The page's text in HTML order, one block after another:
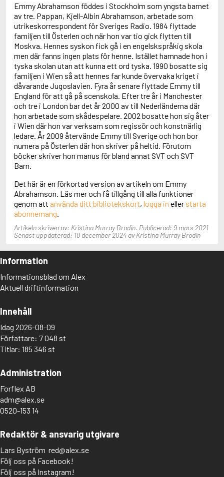
Adolfsson, Evert
Adolfsson, Gunnar
Adolfsson, Josefine
Adolfsson, Maria
Adolphsen, Peter
Emmy Abrahamson föddes i Stockholm som yngsta barnet
av tre. Pappan, Kjell-Albin Abrahamson, arbetade som
utrikeskorrespondent för Sveriges Radio. 1984 flyttade
familjen till Österlen och när hon var tio gick flytten till
Moskva. Hennes syskon fick gå i en engelskspråkig skola
men där fanns ingen plats för henne. Istället hamnade hon i
tyska skolan utan att kunna ett ord tyska. 1990 bosatte sig
familjen i Wien så att hennes far kunde övervaka kriget i
dåvarande Jugoslavien. Fyra år senare flyttade Emmy till
England för att gå på scenskola. Efter tre år i Manchester
och tre i London bar det år 2000 av till Nederländerna där
hon arbetade som skådespelare. 2002 bosatte hon sig åter
i Wien där hon var verksam som regissör och konstnärlig
ledare. År 2009 återvände Emmy till Sverige och hon bor
numera på Österlen där hon skriver på heltid. Förutom
böcker skriver hon manus för bland annat SVT och SVT
Barn.
Det här är en förkortad version av artikeln om Emmy
Abrahamson. Läs mer och få tillgång till alla funktioner
genom att använda ditt bibliotekskort, logga in eller starta
abonnemang
Artikeln skriven av: Kristina Murray Brodin. Publicerad: 9 mars 2021
Senast uppdaterad: 18 december 2024 av Kristina Murray Brodin
Information
Informationsblad om Alex
Aktuell driftinformation
Innehåll
Idag 2026-08-09
Författare: 7 048 st
Titlar: 185 346 st
Administration
Forflex AB
adm@alex.se
0520-153 14
Redaktör & ansvarig utgivare
Lars Byström red@alex.se
Följ oss på Facebook!
Följ oss på Instagram!